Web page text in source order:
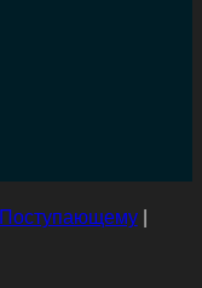
Поступающему|